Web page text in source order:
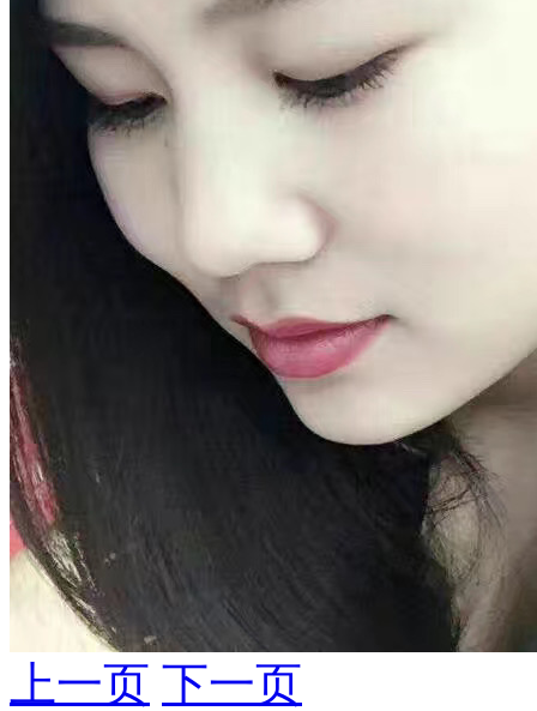
上一页 下一页